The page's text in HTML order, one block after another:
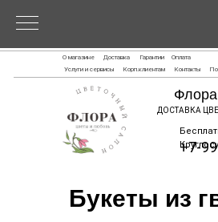
О магазине Доставка Оплата
Гарантии
Корп.клиентам
Услуги и сервисы Контакты
Флора
ДОСТАВКА
+7-
Букеты из